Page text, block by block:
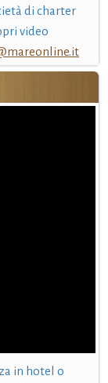
di charter
video
in hotel o